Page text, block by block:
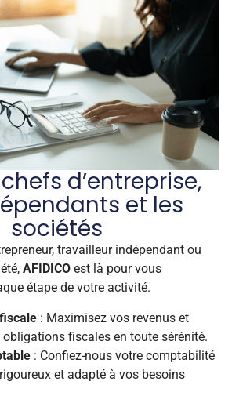
d’entreprise,
et les
sociétés
travailleur indépendant ou
AFIDICO est là pour vous
étape de votre activité.
: Maximisez vos revenus et
obligations fiscales en toute sérénité.
: Confiez-nous votre comptabilité
et adapté à vos besoins